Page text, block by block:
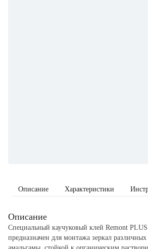
Описание Характеристики
Описание
Специальный каучуковый клей Remont
предназначен для монтажа зеркал